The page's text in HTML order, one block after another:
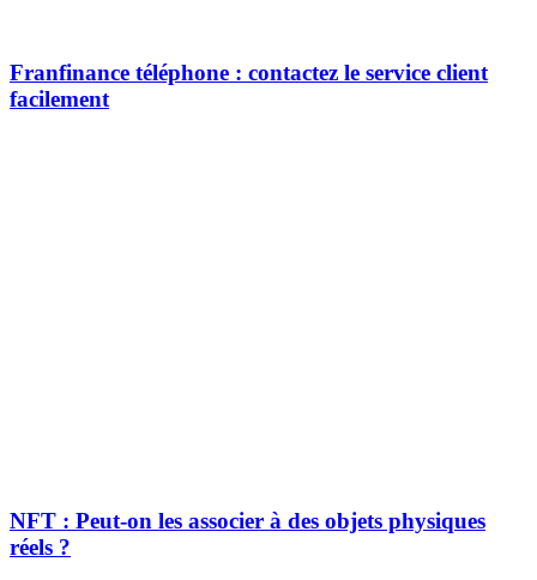
Franfinance téléphone : contactez le service client
facilement
NFT : Peut-on les associer à des objets physiques
réels ?